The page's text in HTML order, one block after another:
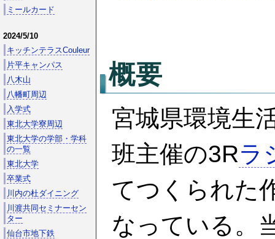
概要
宮城県環境生
班主催の3Rラ
てつくられた
なっている。
ミールカード
2024/5/10
キッチンテラスCouleur
片平キャンパス
八木山
八幡町周辺
入学式
東北大学寮周辺
東北大学の学部・学科
の一覧
東北大学
卒業式
川内の杜ダイニング
川渡共同セミナーセン
ター
仙台市地下鉄